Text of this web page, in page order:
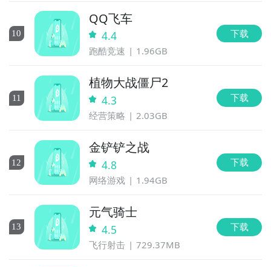
10
QQ飞车
4.4
跑酷竞速 1.96GB
下载
11
植物大战僵尸2
4.3
经营策略 2.03GB
下载
12
金铲铲之战
4.8
网络游戏 1.94GB
下载
13
元气骑士
4.5
飞行射击 729.37MB
下载